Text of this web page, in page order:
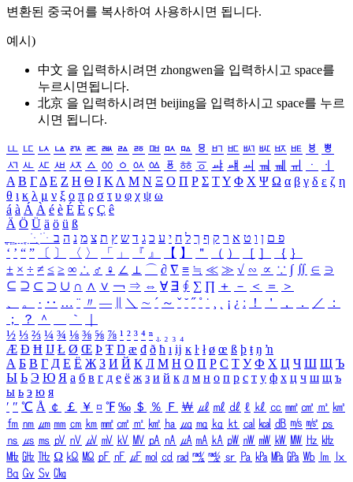
변환된 중국어를 복사하여 사용하시면 됩니다.
예시)
中文 을 입력하시려면 zhongwen을 입력하시고 space를
누르시면됩니다.
北京 을 입력하시려면 beijing을 입력하시고 space를 누르
시면 됩니다.
ㅥ ㅦ ㅧ ㅨ ㅩ ㅪ ㅫ ㅬ ㅭ ㅮ ㅯ ㅰ ㅱ ㅲ ㅳ ㅴ ㅵ ㅶ ㅷ ㅸ
ㅹ
ㅺ ㅻ ㅼ ㅽ ㅾ ㅿ ㆀ ㆁ ㆂ ㆃ ㆄ ㆅ ㆆ ㆇ ㆈ ㆉ ㆊ ㆋ ㆌ ㆍ
ㆎ
Α Β ΓΔ Ε Ζ Η Θ Ι ΚΛ Μ Ν Ξ Ο Π Ρ Σ ΤΥ Φ Χ Ψ Ω α β γ δ ε ζ η
θ ι κ λ μ ν ξ ο π ρ σ τ υ φ χ ψ ω
á à Á À é è É È ç Ç ê
Ä Ö Ü ä ö ü ß
ִֶֹ ֻּ ׁׂ פ ם ן ו ט א ר ק ף ך ל ח י ע כ ג ד ש ץ ת צ מ נ ה ב
‘ ’ “ ” 〔 〕 〈 〉 「 」 『 』 【 】 ＂ （ ） ［ ］ ｛ ｝
± × ÷ ≠ ≤ ≥ ∞ ∴ ♂ ♀ ∠ ⊥ ⌒ ∂ ∇ ≡ ≒ ≪ ≫ √ ∽ ∝ ∵ ∫ ∬ ∈ ∋
⊆ ⊇ ⊂ ⊃ ∪ ∩ ∧ ∨ ￢ ⇒ ⇔ ∀ ∃ ∮ ∑ ∏ ＋ － ＜ ＝
＞
、
。 · ‥ … ¨ 〃 ― ＼ ∼ ´ ～ ˇ ˘ ˝ ˚ ˙ ¸ ¡ ¿ ː ！ ＇ ， ． ／
：
；
？ ＾ ｀
½ ⅓ ⅔ ¼ ¾ ⅛ ⅜ ⅝ ⅞ ¹ ² ³ ⁴ ⁿ ₁ ₂ ₃ ₄
Æ Ð Ħ Ĳ Ł Ø Œ Þ Ŧ Ŋ æ đ ð ħ ı ĳ ĸ ŀ ł ø œ ß þ ŧ ŋ ŉ
А Б В Г Д Е Ё Ж З И Й К Л М Н О П Р С Т У Ф Х Ц Ч Ш Щ Ъ
Ы Ь Э Ю Я а б в г д е ё ж з и й к л м н о п р с т у ф х ц ч ш щ ъ
ы ь э ю я
′ ″ ℃ Å ￠ ￡ ￥ ¤ ℉ ‰ ＄ ％ Ｆ ￦ ㎕ ㎖ ㎗ ℓ ㎘ ㏄ ㎣ ㎤ ㎥ ㎦
㎙ ㎚ ㎛ ㎜ ㎝ ㎞ ㎟ ㎠ ㎡ ㎢ ㏊ ㎍ ㎎ ㎏ ㏏ ㎈ ㎉ ㏈ ㎧ ㎨ ㎰
㎱ ㎲ ㎳ ㎴ ㎵ ㎶ ㎷ ㎸ ㎹ ㎀ ㎁ ㎂ ㎃ ㎄ ㎺ ㎻ ㎽ ㎾ ㎿ ㎐ ㎑
㎒ ㎓ ㎔ Ω ㏀ ㏁ ㎊ ㎋ ㎌ ㏖ ㏅ ㎭ ㎮ ㎯ ㏛ ㎩ ㎪ ㎫ ㎬ ㏝ ㏐
㏓
㏃ ㏉ ㏜ ㏆